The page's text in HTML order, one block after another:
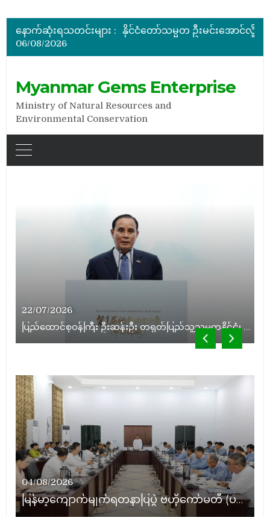
နောက်ဆုံးရသတင်းများ :
အိတ်ဖွင့်တင်ဒါခေါ်ယူခြင်း
06/08/2026
Myanmar Gems Enterprise
Ministry of Natural Resources and
Environmental Conservation
22/07/2026
ပြည်ထောင်စုဝန်ကြီး ဦးဆန်းဦး တရုတ်ပြည်သူ့သမ္မတနိုင်ငံ၊ ရွှေလီမြို့၊ ကျယ်ဂေါင်နယ်စပ်ကုန်သွယ်ရေးဇုန်တွင် မြန်မာ့ကျောက်မျက်ရတနာပြပွဲ တက်ရောက်ဖွင့်လှစ်
09/05/2026
ပြည်ထောင်စုဝန်ကြီး ဦးဆန်းဦး မြန်မာ့ကျောက်မျက်ရတနာပြတိုက် (နေပြည်တော်) အကြီးစားပြုပြင်တည်ဆောက်မှု ကြည့်ရှုစစ်ဆေး
07/05/2026
ပြည်ထောင်စုသမ္မတမြန်မာနိုင်ငံတော်၊ နိုင်ငံတော်သမ္မတ ဦးမင်းအောင်လှိုင် မိုးကုတ်ရတနာမြေမှ ရှာဖွေတွေ့ရှိသည့် ထူးခြားလှပပြီး အရွယ်အစားကြီးမားသော ပတ္တမြားကြီးအား ကြည့်ရှု
04/08/2026
မြန်မာ့ကျောက်မျက်ရတနာပြပွဲ ဗဟိုကော်မတီ (ပထမအကြိမ်)အစည်းအဝေး ကျင်းပ